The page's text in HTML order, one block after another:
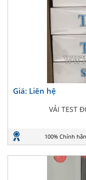
Giá: Liên hệ
VẢI TEST
100% Chính